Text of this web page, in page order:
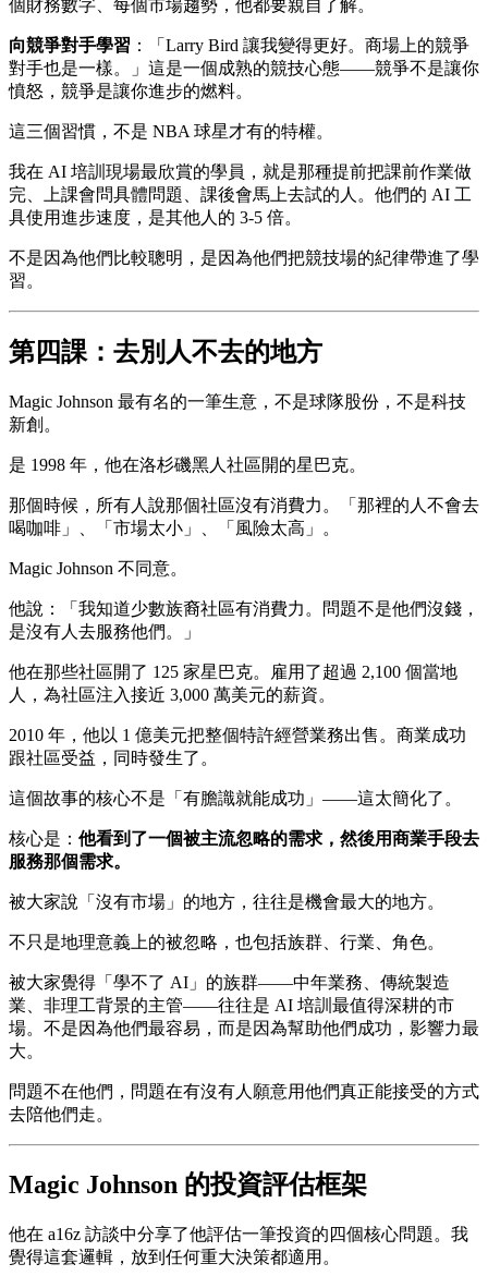
個財務數字、每個市場趨勢，他都要親自了解。
向競爭對手學習 ：「Larry Bird 讓我變得更好。商場上的競爭
對手也是一樣。」這是一個成熟的競技心態——競爭不是讓你
憤怒，競爭是讓你進步的燃料。
這三個習慣，不是 NBA 球星才有的特權。
我在 AI 培訓現場最欣賞的學員，就是那種提前把課前作業做
完、上課會問具體問題、課後會馬上去試的人。他們的 AI 工
具使用進步速度，是其他人的 3-5 倍。
不是因為他們比較聰明，是因為他們把競技場的紀律帶進了學
習。
第四課：去別人不去的地方
Magic Johnson 最有名的一筆生意，不是球隊股份，不是科技
新創。
是 1998 年，他在洛杉磯黑人社區開的星巴克。
那個時候，所有人說那個社區沒有消費力。「那裡的人不會去
喝咖啡」、「市場太小」、「風險太高」。
Magic Johnson 不同意。
他說：「我知道少數族裔社區有消費力。問題不是他們沒錢，
是沒有人去服務他們。」
他在那些社區開了 125 家星巴克。雇用了超過 2,100 個當地
人，為社區注入接近 3,000 萬美元的薪資。
2010 年，他以 1 億美元把整個特許經營業務出售。商業成功
跟社區受益，同時發生了。
這個故事的核心不是「有膽識就能成功」——這太簡化了。
核心是： 他看到了一個被主流忽略的需求，然後用商業手段去
服務那個需求。
被大家說「沒有市場」的地方，往往是機會最大的地方。
不只是地理意義上的被忽略，也包括族群、行業、角色。
被大家覺得「學不了 AI」的族群——中年業務、傳統製造
業、非理工背景的主管——往往是 AI 培訓最值得深耕的市
場。不是因為他們最容易，而是因為幫助他們成功，影響力最
大。
問題不在他們，問題在有沒有人願意用他們真正能接受的方式
去陪他們走。
Magic Johnson 的投資評估框架
他在 a16z 訪談中分享了他評估一筆投資的四個核心問題。我
覺得這套邏輯，放到任何重大決策都適用。